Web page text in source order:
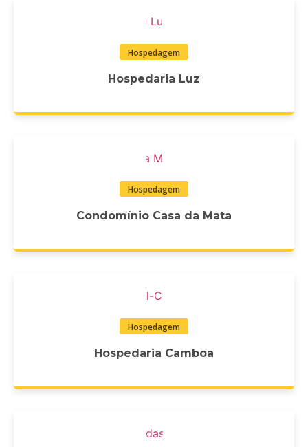
Hospedagem
Hospedaria Luz
Hospedagem
Condomínio Casa da Mata
Hospedagem
Hospedaria Camboa